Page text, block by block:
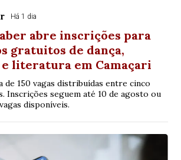
Há 1 dia
abre inscrições para
gratuitos de dança,
literatura em Camaçari
de 150 vagas distribuídas entre cinco
Inscrições seguem até 10 de agosto ou
disponíveis.